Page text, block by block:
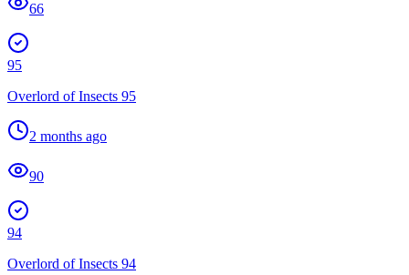
66
95
Overlord of Insects 95
2 months ago
90
94
Overlord of Insects 94